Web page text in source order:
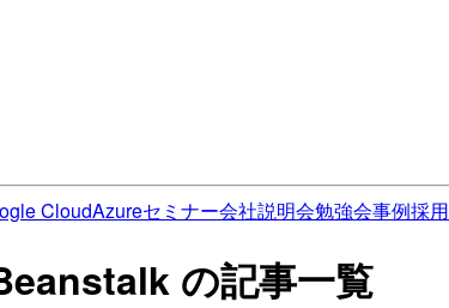
CloudAzureセミナー会社説明会勉強会事例採用
の記事一覧